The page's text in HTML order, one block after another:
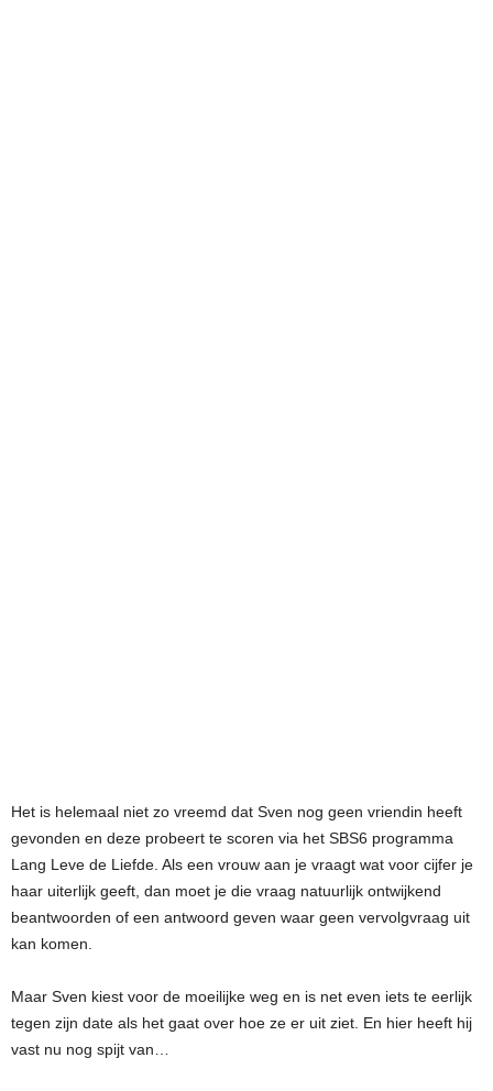
Het is helemaal niet zo vreemd dat Sven nog geen vriendin heeft
gevonden en deze probeert te scoren via het SBS6 programma
Lang Leve de Liefde. Als een vrouw aan je vraagt wat voor cijfer je
haar uiterlijk geeft, dan moet je die vraag natuurlijk ontwijkend
beantwoorden of een antwoord geven waar geen vervolgvraag uit
kan komen.
Maar Sven kiest voor de moeilijke weg en is net even iets te eerlijk
tegen zijn date als het gaat over hoe ze er uit ziet. En hier heeft hij
vast nu nog spijt van…